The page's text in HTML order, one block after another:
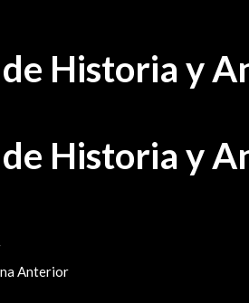
Historia y
Historia y
Anterior